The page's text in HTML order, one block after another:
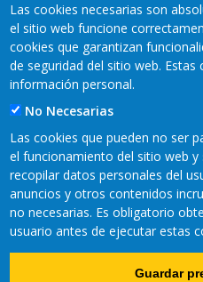
REDES
Copyright © 2021 Fundación
Las cookies necesarias son
el sitio web funcione
cookies que garantizan
de seguridad del sitio web.
información personal.
No Necesarias
Las cookies que pueden no ser
el funcionamiento del sitio web
recopilar datos personales del
anuncios y otros contenidos
no necesarias. Es obligatorio
usuario antes de ejecutar estas
Guardar